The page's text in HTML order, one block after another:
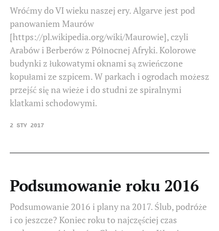
Wróćmy do VI wieku naszej ery. Algarve jest pod
panowaniem Maurów
[https://pl.wikipedia.org/wiki/Maurowie], czyli
Arabów i Berberów z Północnej Afryki. Kolorowe
budynki z łukowatymi oknami są zwieńczone
kopułami ze szpicem. W parkach i ogrodach możesz
przejść się na wieże i do studni ze spiralnymi
klatkami schodowymi.
2 STY 2017
Podsumowanie roku 2016
Podsumowanie 2016 i plany na 2017. Ślub, podróże
i co jeszcze? Koniec roku to najczęściej czas